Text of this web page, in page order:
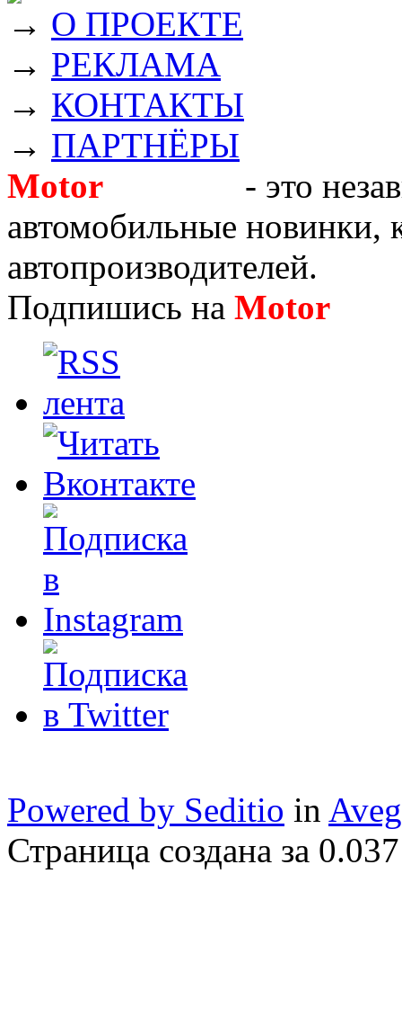
→ О ПРОЕКТЕ
→ РЕКЛАМА
→ КОНТАКТЫ
→ ПАРТНЁРЫ
Motor
- это
автомобильные новинки,
автопроизводителей.
Подпишись на Motor
Powered by Seditio in
Страница создана за